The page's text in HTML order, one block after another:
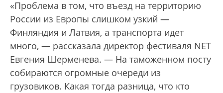
«Проблема в том, что въезд на территорию
России из Европы слишком узкий —
Финляндия и Латвия, а транспорта идет
много, — рассказала директор фестиваля NET
Евгения Шерменева. — На таможенном посту
собираются огромные очереди из
грузовиков. Какая тогда разница, что кто